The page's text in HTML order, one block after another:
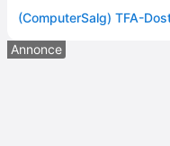
Annonce